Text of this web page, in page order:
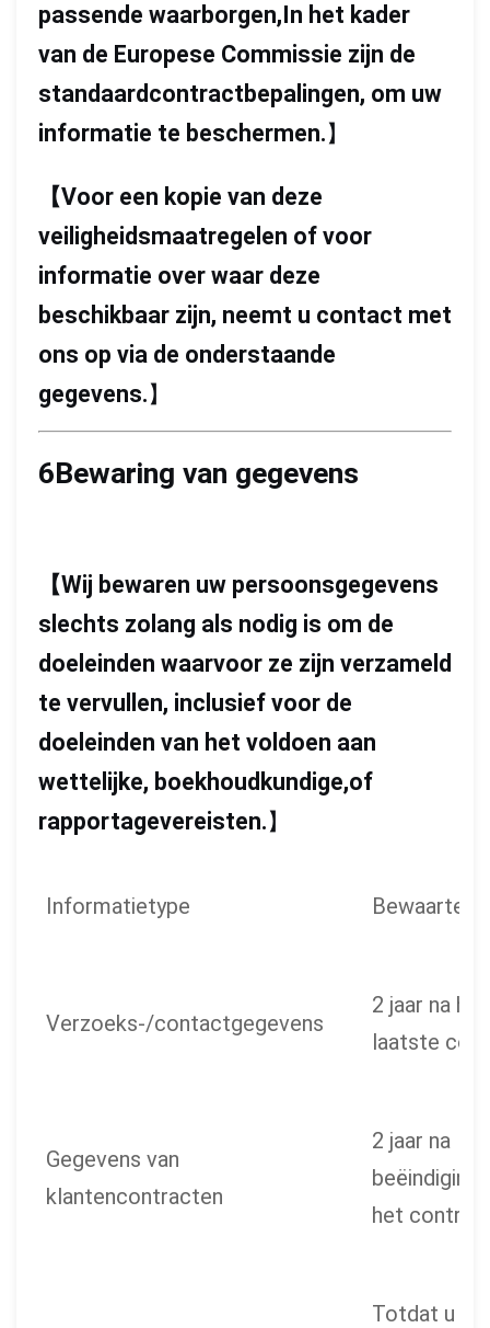
passende waarborgen,In het kader
van de Europese Commissie zijn de
standaardcontractbepalingen, om uw
informatie te beschermen.】
【Voor een kopie van deze
veiligheidsmaatregelen of voor
informatie over waar deze
beschikbaar zijn, neemt u contact met
ons op via de onderstaande
gegevens.】
6Bewaring van gegevens
【Wij bewaren uw persoonsgegevens
slechts zolang als nodig is om de
doeleinden waarvoor ze zijn verzameld
te vervullen, inclusief voor de
doeleinden van het voldoen aan
wettelijke, boekhoudkundige,of
rapportagevereisten.】
Informatietype
Verzoeks-/contactgegevens
2 jaar na het
laatste
Gegevens van
klantencontracten
2 jaar na
beëindiging
het
Totdat u